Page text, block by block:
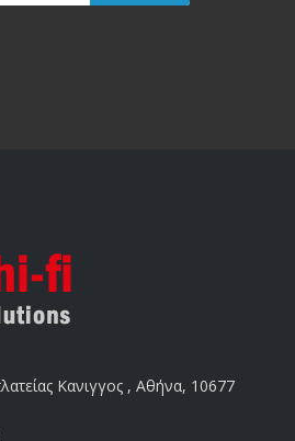
Κανιγγος , Αθήνα, 10677